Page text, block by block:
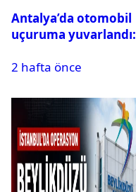
Antalya’da otomobil
uçuruma yuvarlandı:
var
2 hafta önce